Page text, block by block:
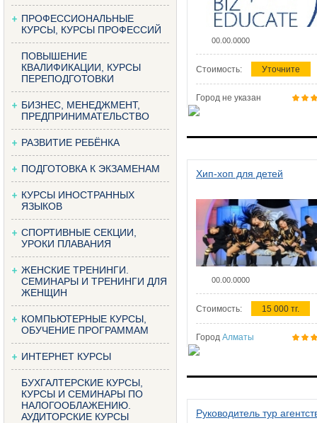
ПРОФЕССИОНАЛЬНЫЕ
КУРСЫ, КУРСЫ ПРОФЕССИЙ
ПОВЫШЕНИЕ
КВАЛИФИКАЦИИ, КУРСЫ
ПЕРЕПОДГОТОВКИ
БИЗНЕС, МЕНЕДЖМЕНТ,
ПРЕДПРИНИМАТЕЛЬСТВО
РАЗВИТИЕ РЕБЁНКА
ПОДГОТОВКА К ЭКЗАМЕНАМ
КУРСЫ ИНОСТРАННЫХ
ЯЗЫКОВ
СПОРТИВНЫЕ СЕКЦИИ,
УРОКИ ПЛАВАНИЯ
ЖЕНСКИЕ ТРЕНИНГИ.
СЕМИНАРЫ И ТРЕНИНГИ ДЛЯ
ЖЕНЩИН
КОМПЬЮТЕРНЫЕ КУРСЫ,
ОБУЧЕНИЕ ПРОГРАММАМ
ИНТЕРНЕТ КУРСЫ
БУХГАЛТЕРСКИЕ КУРСЫ,
КУРСЫ И СЕМИНАРЫ ПО
НАЛОГООБЛАЖЕНИЮ.
АУДИТОРСКИЕ КУРСЫ
00.00.0000
Стоимость: Уточните
Город не указан
Хип-хоп для детей
00.00.0000
Стоимость: 15 000 тг.
Город Алматы
Руководитель тур